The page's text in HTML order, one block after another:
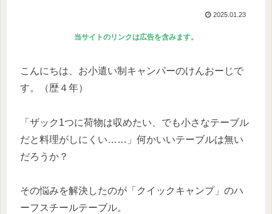
2025.01.23
当サイトのリンクは広告を含みます。
こんにちは、お小遣い制キャンパーのけんおーじで
す。（歴４年）
「ザック1つに荷物は収めたい、でも小さなテーブル
だと料理がしにくい……」何かいいテーブルは無い
だろうか？
その悩みを解決したのが「クイックキャンプ」のハ
ーフスチールテーブル。